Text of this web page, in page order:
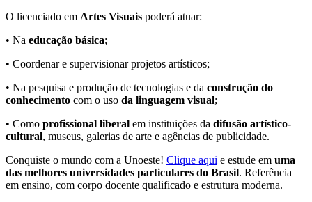
O licenciado em Artes Visuais poderá atuar:
• Na educação básica;
• Coordenar e supervisionar projetos artísticos;
• Na pesquisa e produção de tecnologias e da construção do
conhecimento com o uso da linguagem visual;
• Como profissional liberal em instituições da difusão artístico-
cultural, museus, galerias de arte e agências de publicidade.
Conquiste o mundo com a Unoeste! Clique aqui e estude em uma
das melhores universidades particulares do Brasil. Referência
em ensino, com corpo docente qualificado e estrutura moderna.